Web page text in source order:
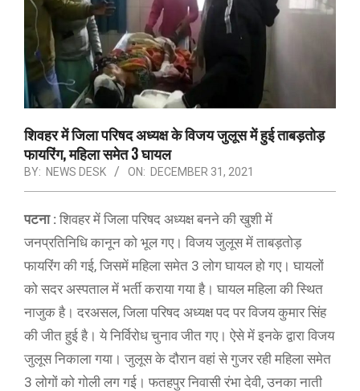
शिवहर में जिला परिषद अध्यक्ष के विजय जुलूस में हुई ताबड़तोड़
फायरिंग, महिला समेत 3 घायल
BY: NEWS DESK ON: DECEMBER 31, 2021
पटना : शिवहर में जिला परिषद अध्यक्ष बनने की खुशी में
जनप्रतिनिधि कानून को भूल गए। विजय जुलूस में ताबड़तोड़
फायरिंग की गई, जिसमें महिला समेत 3 लोग घायल हो गए। घायलों
को सदर अस्पताल में भर्ती कराया गया है। घायल महिला की स्थित
नाजुक है। दरअसल, जिला परिषद अध्यक्ष पद पर विजय कुमार सिंह
की जीत हुई है। ये निर्विरोध चुनाव जीत गए। ऐसे में इनके द्वारा विजय
जुलूस निकाला गया। जुलूस के दौरान वहां से गुजर रही महिला समेत
3 लोगों को गोली लग गई। फतहपुर निवासी रंभा देवी, उनका नाती